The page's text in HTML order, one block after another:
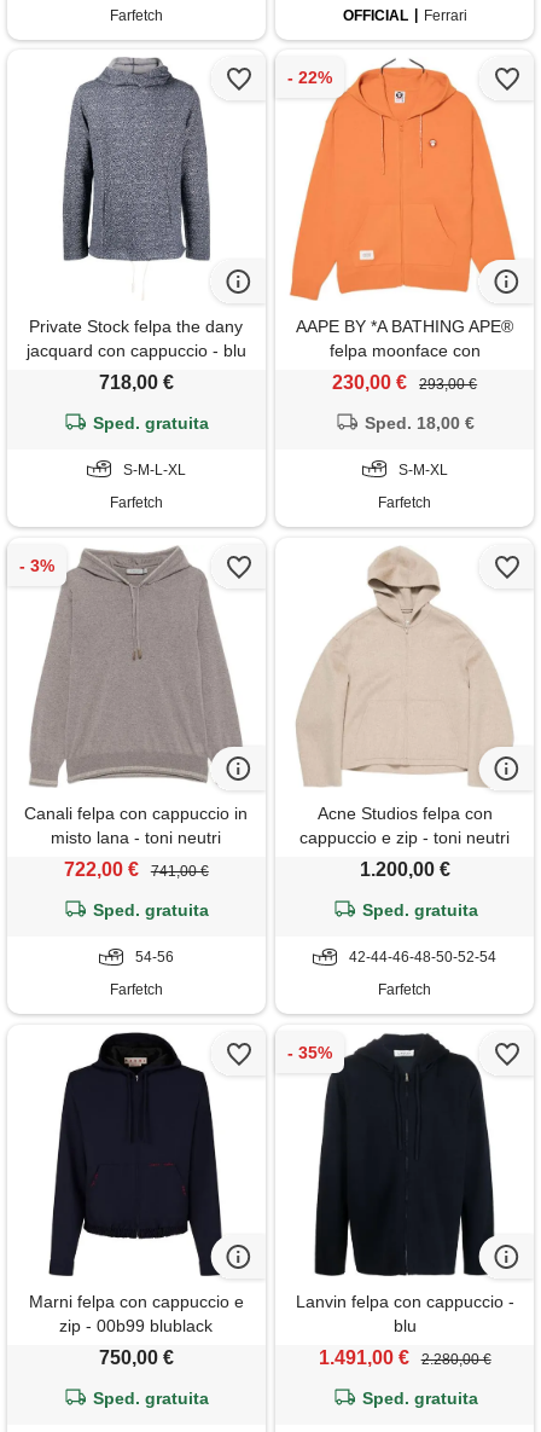
Farfetch OFFICIAL Ferrari
Private Stock felpa the dany
jacquard con cappuccio - blu
718,00 €
Sped. gratuita
S-M-L-XL
Farfetch
AAPE BY *A BATHING APE®
felpa moonface con
cappuccio - arancione
230,00 € 293,00 €
Sped. 18,00 €
S-M-XL
Farfetch
Canali felpa con cappuccio in
misto lana - toni neutri
722,00 € 741,00 €
Sped. gratuita
54-56
Farfetch
Acne Studios felpa con
cappuccio e zip - toni neutri
1.200,00 €
Sped. gratuita
42-44-46-48-50-52-54
Farfetch
Marni felpa con cappuccio e
zip - 00b99 blublack
750,00 €
Sped. gratuita
Lanvin felpa con cappuccio -
blu
1.491,00 € 2.280,00 €
Sped. gratuita